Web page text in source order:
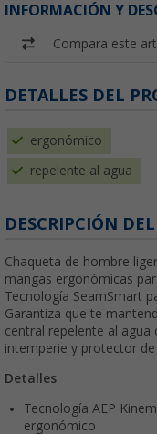
INFORMACIÓN Y
Compara este
DETALLES DEL
ergonómico
repelente al agua
DESCRIPCIÓN
Chaqueta de hombre
mangas ergonómicas
Tecnología SeamSmart
Garantiza que te
central repelente al
intemperie y protector de
Detalles
Tecnología AEP
ergonómico